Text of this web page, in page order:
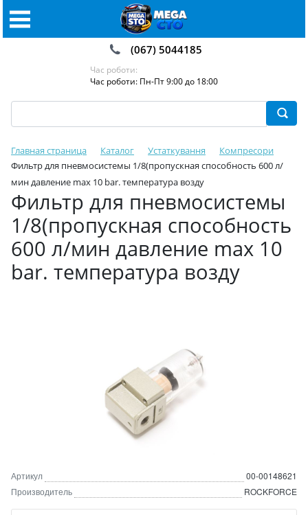
(067) 5044185
Час роботи:
Час роботи: Пн-Пт 9:00 до 18:00
Главная страница Каталог Устаткування
Компресори
Фильтр для пневмосистемы 1/8(пропускная способность 600 л/
мин давление max 10 bar. температура возду
Фильтр для пневмосистемы
1/8(пропускная способность
600 л/мин давление max 10
bar. температура возду
Артикул
00-00148621
Производитель
ROCKFORCE